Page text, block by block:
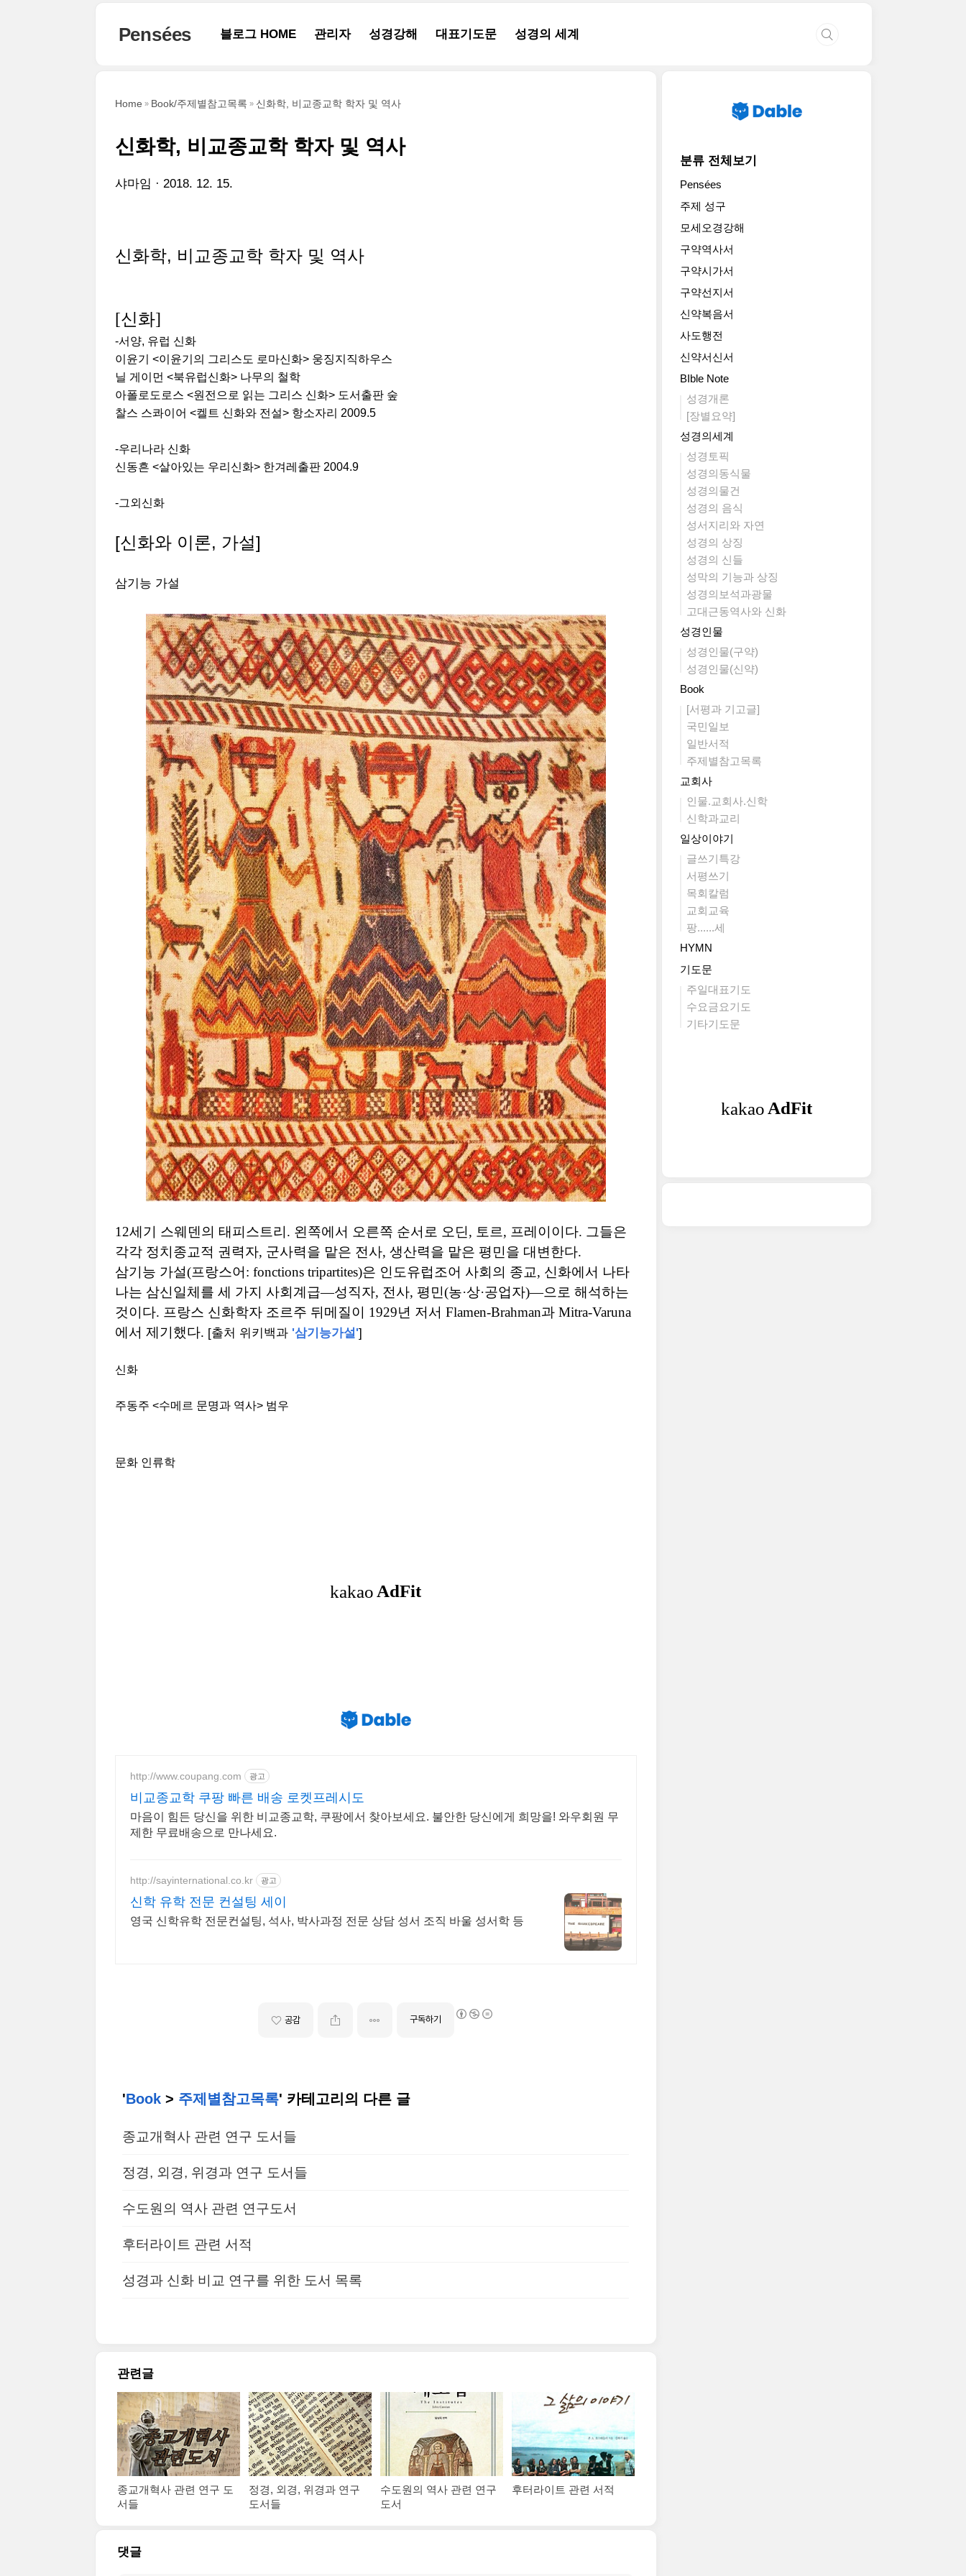
Pensées 블로그 HOME 관리자 성경강해 대표기도문 성경의 세계
Home Book/주제별참고목록 신화학, 비교종교학 학자 및 역사
신화학, 비교종교학 학자 및 역사
샤마임 2018. 12. 15.
신화학, 비교종교학 학자 및 역사
[신화]
-서양, 유럽 신화
이윤기 <이윤기의 그리스도 로마신화> 웅징지직하우스
닐 게이먼 <북유럽신화> 나무의 철학
아폴로도로스 <원전으로 읽는 그리스 신화> 도서출판 숲
찰스 스콰이어 <켈트 신화와 전설> 항소자리 2009.5
-우리나라 신화
신동흔 <살아있는 우리신화> 한겨레출판 2004.9
-그외신화
[신화와 이론, 가설]
삼기능 가설
12세기 스웨덴의 태피스트리. 왼쪽에서 오른쪽 순서로 오딘, 토르, 프레이이다. 그들은
각각 정치종교적 권력자, 군사력을 맡은 전사, 생산력을 맡은 평민을 대변한다.
삼기능 가설(프랑스어: fonctions tripartites)은 인도유럽조어 사회의 종교, 신화에서 나타
나는 삼신일체를 세 가지 사회계급—성직자, 전사, 평민(농·상·공업자)—으로 해석하는
것이다. 프랑스 신화학자 조르주 뒤메질이
1929년 저서 Flamen-Brahman과 Mitra-Varuna
에서 제기했다. [출처 위키백과 '삼기능가설']
신화
주동주 <수메르 문명과 역사> 범우
문화 인류학
http://www.coupang.com 광고
비교종교학 쿠팡 빠른 배송 로켓프레시도
마음이 힘든 당신을 위한 비교종교학, 쿠팡에서 찾아보세요. 불안한 당신에게 희망을! 와우회원 무
제한 무료배송으로 만나세요.
http://sayinternational.co.kr 광고
신학 유학 전문 컨설팅 세이
영국 신학유학 전문컨설팅, 석사, 박사과정 전문 상담 성서 조직 바울 성서학 등
공감 구독하기
'Book > 주제별참고목록' 카테고리의 다른 글
종교개혁사 관련 연구 도서들
정경, 외경, 위경과 연구 도서들
수도원의 역사 관련 연구도서
후터라이트 관련 서적
성경과 신화 비교 연구를 위한 도서 목록
관련글
종교개혁사 관련 연구 도
서들
정경, 외경, 위경과 연구
도서들
수도원의 역사 관련 연구
도서
후터라이트 관련 서적
댓글
분류 전체보기
Pensées
주제 성구
모세오경강해
구약역사서
구약시가서
구약선지서
신약복음서
사도행전
신약서신서
BIble Note
성경개론
[장별요약]
성경의세계
성경토픽
성경의동식물
성경의물건
성경의 음식
성서지리와 자연
성경의 상징
성경의 신들
성막의 기능과 상징
성경의보석과광물
고대근동역사와 신화
성경인물
성경인물(구약)
성경인물(신약)
Book
[서평과 기고글]
국민일보
일반서적
주제별참고목록
교회사
인물.교회사.신학
신학과교리
일상이야기
글쓰기특강
서평쓰기
목회칼럼
교회교육
팡......세
HYMN
기도문
주일대표기도
수요금요기도
기타기도문